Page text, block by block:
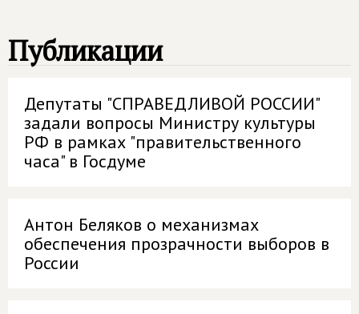
Публикации
Депутаты "СПРАВЕДЛИВОЙ РОССИИ"
задали вопросы Министру культуры
РФ в рамках "правительственного
часа" в Госдуме
Антон Беляков о механизмах
обеспечения прозрачности выборов в
России